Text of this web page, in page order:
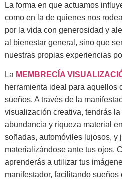
La forma en que actuamos
como en la de quienes nos
por la vida con generosidad y
al bienestar general, sino que
nuestras propias experiencias
La MEMBRECÍA
herramienta ideal para aquellos
sueños. A través de la
visualización creativa, tendrás
abundancia y riqueza material
soñadas, automóviles lujosos, y
materializándose ante tus ojos.
aprenderás a utilizar tus
manifestador, facilitando